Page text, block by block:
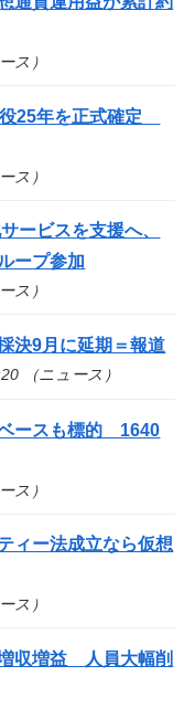
ス）
25年を正式確定
ス）
ービスを支援へ、
ープ参加
ス）
決9月に延期＝報道
（ニュース）
ースも標的 1640
ス）
ィー法成立なら仮想
ス）
収増益 人員大幅削